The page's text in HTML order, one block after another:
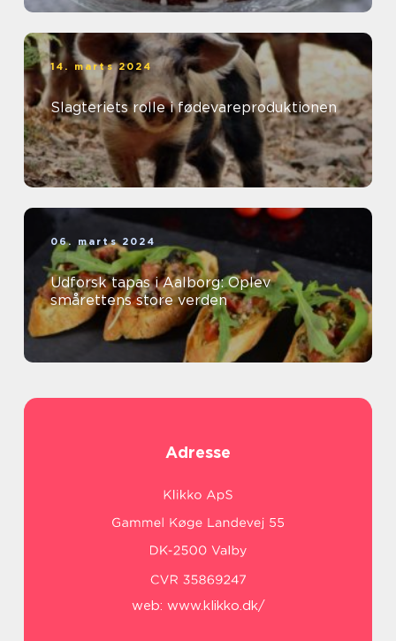
14. marts 2024
Slagteriets rolle i fødevareproduktionen
06. marts 2024
Udforsk tapas i Aalborg: Oplev
smårettens store verden
Adresse
web: www.klikko.dk/